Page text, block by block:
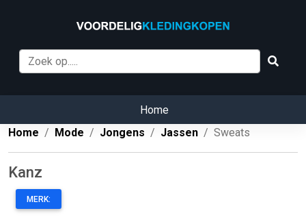
Home
Home
Mode Jongens Jassen Sweats
Kanz
MERK: